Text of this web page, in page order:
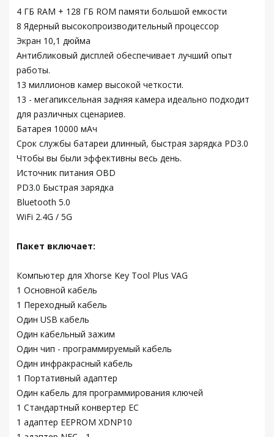
4 ГБ RAM + 128 ГБ ROM памяти большой емкости
8 Ядерный высокопроизводительный процессор
Экран 10,1 дюйма
Антибликовый дисплей обеспечивает лучший опыт
работы.
13 миллионов камер высокой четкости.
13 - мегапиксельная задняя камера идеально подходит
для различных сценариев.
Батарея 10000 мАч
Срок службы батареи длинный, быстрая зарядка PD3.0
Чтобы вы были эффективны весь день.
Источник питания OBD
PD3.0 Быстрая зарядка
Bluetooth 5.0
WiFi 2.4G / 5G
Пакет включает:
Компьютер для Xhorse Key Tool Plus VAG
1 Основной кабель
1 Переходный кабель
Один USB кабель
Один кабельный зажим
Один чип - программируемый кабель
Один инфракрасный кабель
1 Портативный адаптер
Один кабель для программирования ключей
1 Стандартный конвертер ЕС
1 адаптер EEPROM XDNP10